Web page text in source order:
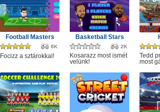
Football Masters
8K
Focizz a sztárokkal!
Basketball Stars
2K
Kosarazz most ismét
velünk!
Tedd
most